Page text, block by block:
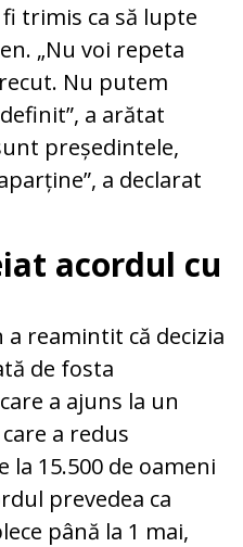
trimis ca să lupte
„Nu voi repeta
Nu putem
a arătat
președintele,
a declarat
acordul cu
a reamintit că decizia
de fosta
a ajuns la un
a redus
la 15.500 de oameni
prevedea ca
până la 1 mai,